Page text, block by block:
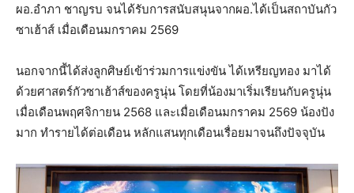
ผอ.อำภา ชาญรบ จนได้รับการสนับสนุนจากผอ.ได้เป็นสถาบันกัว
ซาเฮ้าส์ เมื่อเดือนมกราคม 2569
นอกจากนี้ได้ส่งลูกศิษย์เข้าร่วมการแข่งขัน ได้เหรียญทอง มาได้
ด้วยศาสตร์กัวซาเฮ้าส์ของครูนุ่น โดยที่น้องมาเริ่มเรียนกับครูนุ่น
เมื่อเดือนพฤศจิกายน 2568 และเมื่อเดือนมกราคม 2569 น้องปัง
มาก ทำรายได้ต่อเดือน หลักแสนทุกเดือนเรื่อยมาจนถึงปัจจุบัน